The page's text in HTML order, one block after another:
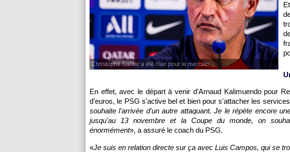
Christophe Galtier a été clair pour le mercato.
En effet, avec le départ à venir d'Arnaud Kalimuendo pour
d'euros, le PSG s'active bel et bien pour s'attacher les
souhaite l'arrivée d'un autre attaquant. Je le répète encore
jusqu'au 13 novembre et la Coupe du monde, on
énormément», a assuré le coach du PSG.
«Je suis en relation directe sur ça avec Luis Campos, qui se